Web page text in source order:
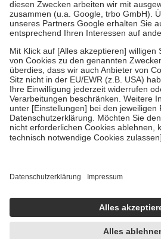
Zuzahlung zehn Prozent der Kosten
Verordnung.
Um das Engagement der Versicherten
stärken und die besondere Stellung der
fallenkeine Zuzahlungenan bei:
• Kindern und Jugendlichen bis zum
mit Ausnahme der Fahrkosten
• Untersuchungen zur Vorsorge und
GKV getragen werden
• empfohlenen Schutzimpfungen
• Harn- und Blutteststreifen
getroffen, um sicherzustellen, dass es
https://help.etrusted.com/hc/de/
Einige Bilder und Inhalte wurden unter